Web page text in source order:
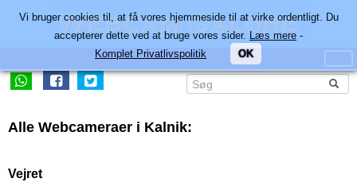
Alle Webcameraer i Kalnik:
Vejret
Vi bruger cookies til, at få vores hjemmeside til at virke ordentligt. Du
accepterer dette ved at bruge vores sider. Læs mere -
Komplet Privatlivspolitik
OK